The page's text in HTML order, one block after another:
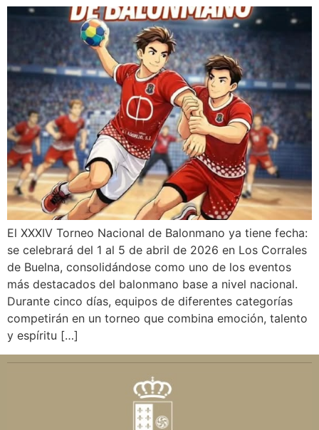
El XXXIV Torneo Nacional de Balonmano ya tiene fecha:
se celebrará del 1 al 5 de abril de 2026 en Los Corrales
de Buelna, consolidándose como uno de los eventos
más destacados del balonmano base a nivel nacional.
Durante cinco días, equipos de diferentes categorías
competirán en un torneo que combina emoción, talento
y espíritu […]